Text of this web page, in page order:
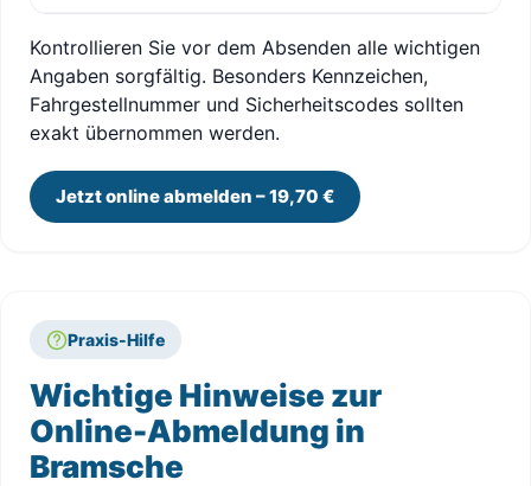
Kontrollieren Sie vor dem Absenden alle wichtigen
Angaben sorgfältig. Besonders Kennzeichen,
Fahrgestellnummer und Sicherheitscodes sollten
exakt übernommen werden.
Jetzt online abmelden – 19,70 €
Praxis-Hilfe
Wichtige Hinweise zur
Online-Abmeldung in
Bramsche